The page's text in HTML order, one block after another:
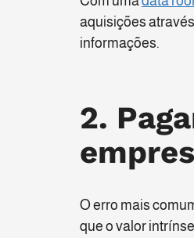
aquisições
informações.
2.
O erro mais
que o valor